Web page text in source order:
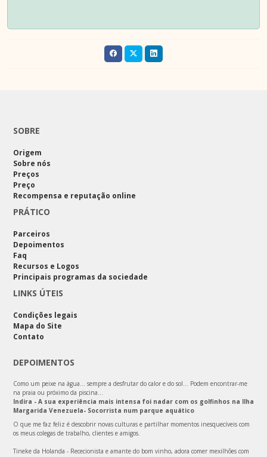
SOBRE
Origem
Sobre nós
Preços
Preço
Recompensa e reputação online
PRÁTICO
Parceiros
Depoimentos
Faq
Recursos e Logos
Principais programas da sociedade
LINKS ÚTEIS
Condições legais
Mapa do Site
Contato
DEPOIMENTOS
Como um peixe na água… sempre a desfrutar do calor e do sol… Podem encontrar-me
na praia ou próximo da piscina…
Indira - A sua experiência mais intensa foi nadar com os golfinhos na Ilha
Margarida Venezuela- Socorrista num parque aquático
O que me faz feliz é descobrir novas culturas e partilhar momentos inesquecíveis com
os meus colegas de trabalho, clientes e amigos.
Tineke da Holanda - Rececionista e amante do bom vinho, adora comer mexilhões com